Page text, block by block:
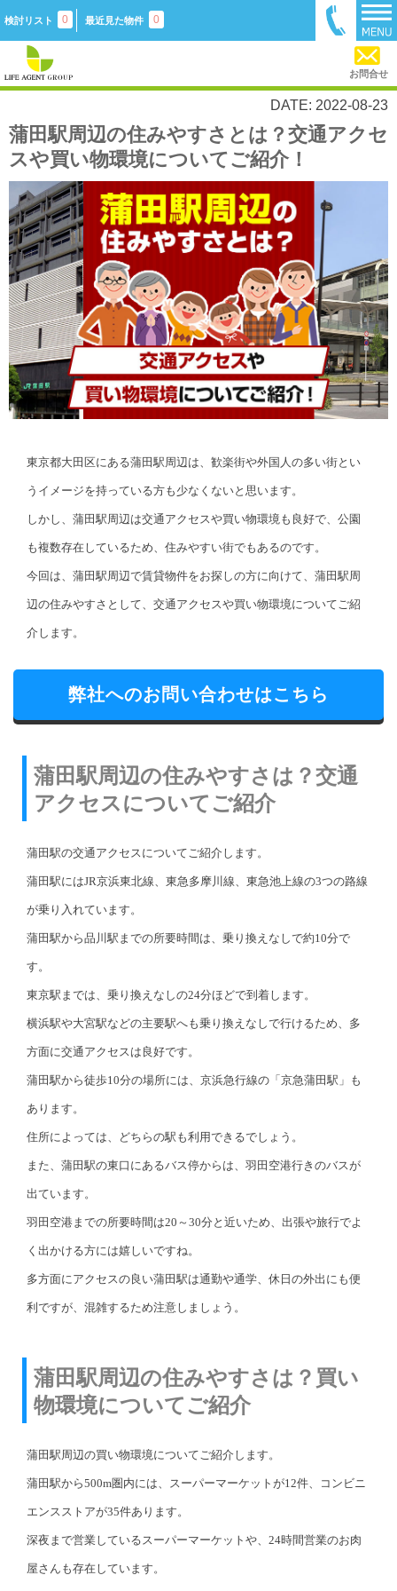
検討リスト 0 最近見た物件 0
お問合せ
DATE: 2022-08-23
蒲田駅周辺の住みやすさとは？交通アクセ
スや買い物環境についてご紹介！
東京都大田区にある蒲田駅周辺は、歓楽街や外国人の多い街とい
うイメージを持っている方も少なくないと思います。
しかし、蒲田駅周辺は交通アクセスや買い物環境も良好で、公園
も複数存在しているため、住みやすい街でもあるのです。
今回は、蒲田駅周辺で賃貸物件をお探しの方に向けて、蒲田駅周
辺の住みやすさとして、交通アクセスや買い物環境についてご紹
介します。
弊社へのお問い合わせはこちら
蒲田駅周辺の住みやすさは？交通
アクセスについてご紹介
蒲田駅の交通アクセスについてご紹介します。
蒲田駅にはJR京浜東北線、東急多摩川線、東急池上線の3つの路線
が乗り入れています。
蒲田駅から品川駅までの所要時間は、乗り換えなしで約10分で
す。
東京駅までは、乗り換えなしの24分ほどで到着します。
横浜駅や大宮駅などの主要駅へも乗り換えなしで行けるため、多
方面に交通アクセスは良好です。
蒲田駅から徒歩10分の場所には、京浜急行線の「京急蒲田駅」も
あります。
住所によっては、どちらの駅も利用できるでしょう。
また、蒲田駅の東口にあるバス停からは、羽田空港行きのバスが
出ています。
羽田空港までの所要時間は20～30分と近いため、出張や旅行でよ
く出かける方には嬉しいですね。
多方面にアクセスの良い蒲田駅は通勤や通学、休日の外出にも便
利ですが、混雑するため注意しましょう。
蒲田駅周辺の住みやすさは？買い
物環境についてご紹介
蒲田駅周辺の買い物環境についてご紹介します。
蒲田駅から500m圏内には、スーパーマーケットが12件、コンビニ
エンスストアが35件あります。
深夜まで営業しているスーパーマーケットや、24時間営業のお肉
屋さんも存在しています。